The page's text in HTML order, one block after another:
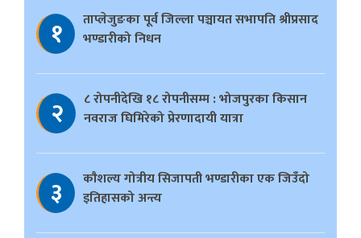
१
ताप्लेजुङका पूर्व जिल्ला पञ्चायत सभापति श्रीप्रसाद
भण्डारीको निधन
२
८ रोपनीदेखि १८ रोपनीसम्म : भोजपुरका किसान
नवराज घिमिरेको प्रेरणादायी यात्रा
३
काैशल्य गोत्रीय सिजापती भण्डारीका एक जिउँदो
इतिहासको अन्त्य